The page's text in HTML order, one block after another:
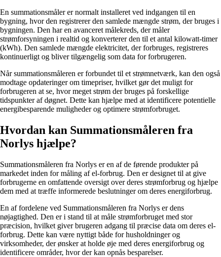
En summationsmåler er normalt installeret ved indgangen til en
bygning, hvor den registrerer den samlede mængde strøm, der bruges i
bygningen. Den har en avanceret målekreds, der måler
strømforsyningen i realtid og konverterer den til et antal kilowatt-timer
(kWh). Den samlede mængde elektricitet, der forbruges, registreres
kontinuerligt og bliver tilgængelig som data for forbrugeren.
Når summationsmåleren er forbundet til et strømnetværk, kan den også
modtage opdateringer om timepriser, hvilket gør det muligt for
forbrugeren at se, hvor meget strøm der bruges på forskellige
tidspunkter af døgnet. Dette kan hjælpe med at identificere potentielle
energibesparende muligheder og optimere strømforbruget.
Hvordan kan Summationsmåleren fra
Norlys hjælpe?
Summationsmåleren fra Norlys er en af de førende produkter på
markedet inden for måling af el-forbrug. Den er designet til at give
forbrugerne en omfattende oversigt over deres strømforbrug og hjælpe
dem med at træffe informerede beslutninger om deres energiforbrug.
En af fordelene ved Summationsmåleren fra Norlys er dens
nøjagtighed. Den er i stand til at måle strømforbruget med stor
præcision, hvilket giver brugeren adgang til præcise data om deres el-
forbrug. Dette kan være nyttigt både for husholdninger og
virksomheder, der ønsker at holde øje med deres energiforbrug og
identificere områder, hvor der kan opnås besparelser.